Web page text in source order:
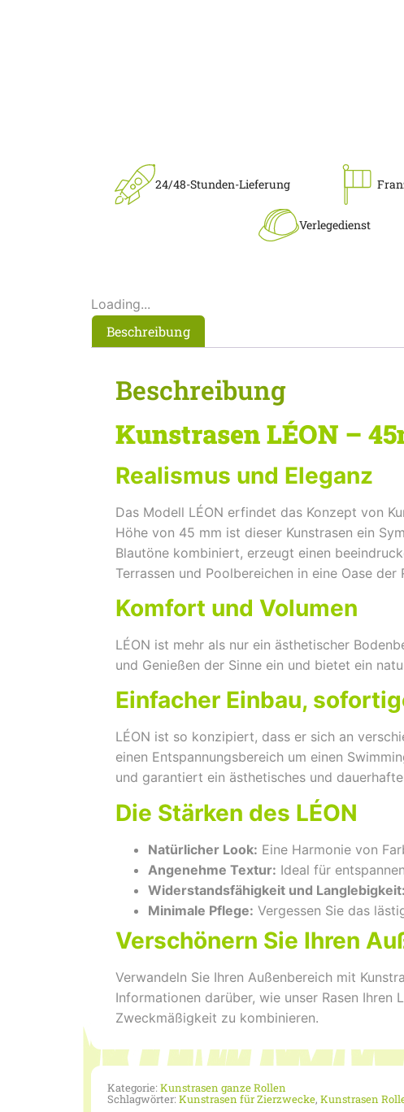
24/48-Stunden-Lieferung
Verlegedienst
Loading...
Beschreibung
Beschreibung
Kunstrasen LÉON –
Realismus und Eleganz
Das Modell LÉON erfindet das Konzept von
Höhe von 45 mm ist dieser Kunstrasen ein
Blautöne kombiniert, erzeugt einen
Terrassen und Poolbereichen in eine Oase der
Komfort und Volumen
LÉON ist mehr als nur ein ästhetischer
und Genießen der Sinne ein und bietet ein
Einfacher Einbau,
LÉON ist so konzipiert, dass er sich an
einen Entspannungsbereich um einen
und garantiert ein ästhetisches und
Die Stärken des LÉON
Natürlicher Look: Eine Harmonie von
Angenehme Textur: Ideal für
Widerstandsfähigkeit und Langlebigkeit:
Minimale Pflege: Vergessen Sie das
Verschönern Sie Ihren
Verwandeln Sie Ihren Außenbereich mit
Informationen darüber, wie unser Rasen
Zweckmäßigkeit zu kombinieren.
Kategorie: Kunstrasen ganze Rollen
Schlagwörter: Kunstrasen für Zierzwecke, Kunstrasen